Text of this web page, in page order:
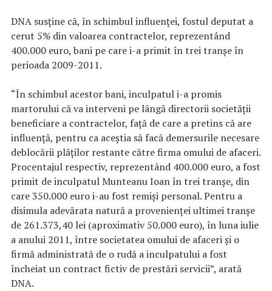
DNA susţine că, în schimbul influenţei, fostul deputat a
cerut 5% din valoarea contractelor, reprezentând
400.000 euro, bani pe care i-a primit în trei tranşe în
perioada 2009-2011.
“În schimbul acestor bani, inculpatul i-a promis
martorului că va interveni pe lângă directorii societăţii
beneficiare a contractelor, faţă de care a pretins că are
influenţă, pentru ca aceştia să facă demersurile necesare
deblocării plăţilor restante către firma omului de afaceri.
Procentajul respectiv, reprezentând 400.000 euro, a fost
primit de inculpatul Munteanu Ioan în trei tranşe, din
care 350.000 euro i-au fost remişi personal. Pentru a
disimula adevărata natură a provenienţei ultimei tranşe
de 261.373,40 lei (aproximativ 50.000 euro), în luna iulie
a anului 2011, între societatea omului de afaceri şi o
firmă administrată de o rudă a inculpatului a fost
încheiat un contract fictiv de prestări servicii”, arată
DNA.